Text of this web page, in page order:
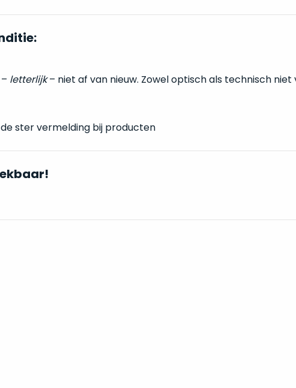
letterlijk– niet af van nieuw. Zowel optisch als technisch niet
ster vermelding bij producten